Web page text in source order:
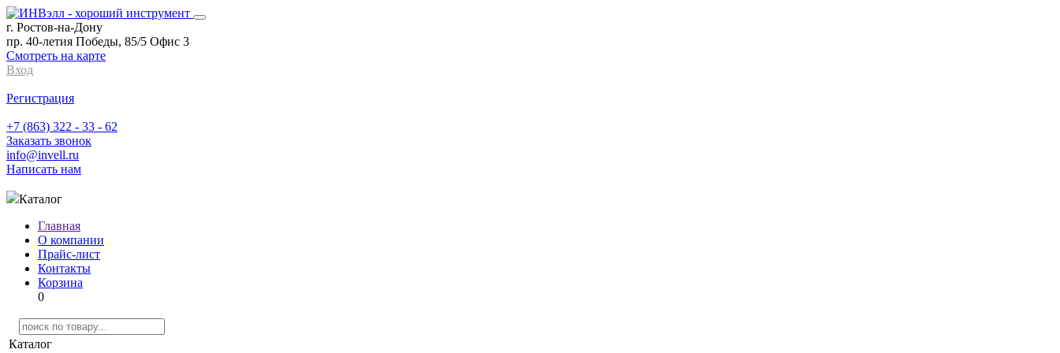
г. Ростов-на-Дону
пр. 40-летия Победы, 85/5 Офис 3
Смотреть на карте
Вход
Регистрация
+7 (863) 322 - 33 - 62
Заказать звонок
info@invell.ru
Написать нам
Каталог
Главная
О компании
Прайс-лист
Контакты
Корзина
0
Каталог